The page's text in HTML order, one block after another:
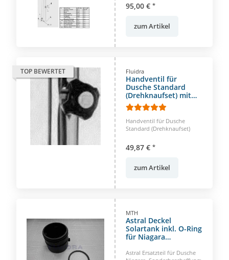
95,00 € *
zum Artikel
TOP BEWERTET Fluidra
Handventil für
Dusche Standard
(Drehknaufset) mit
Absperrventil M4
Handventil für Dusche
Standard (Drehknaufset)
49,87 € *
zum Artikel
MTH
Astral Deckel
Solartank inkl. O-Ring
für Niagara
Astral Ersatzteil für Dusche